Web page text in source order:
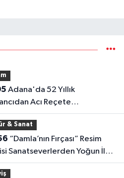
Acı Reçete
Yok Olma Noktasına
& Sanat
Sanatseverlerden Yoğun İlgi